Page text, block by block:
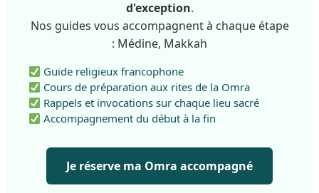
d'exception.
Nos guides vous accompagnent à chaque étape
: Médine, Makkah
Guide religieux francophone
Cours de préparation aux rites de la Omra
Rappels et invocations sur chaque lieu sacré
Accompagnement du début à la fin
Je réserve ma Omra accompagné